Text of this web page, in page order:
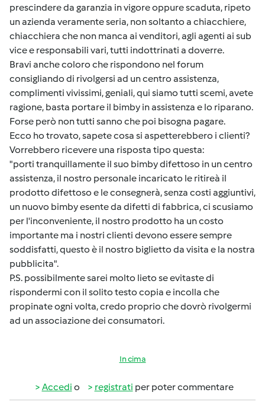
prescindere da garanzia in vigore oppure scaduta, ripeto
un azienda veramente seria, non soltanto a chiacchiere,
chiacchiera che non manca ai venditori, agli agenti ai sub
vice e responsabili vari, tutti indottrinati a doverre.
Bravi anche coloro che rispondono nel forum
consigliando di rivolgersi ad un centro assistenza,
complimenti vivissimi, geniali, qui siamo tutti scemi, avete
ragione, basta portare il bimby in assistenza e lo riparano.
Forse però non tutti sanno che poi bisogna pagare.
Ecco ho trovato, sapete cosa si aspetterebbero i clienti?
Vorrebbero ricevere una risposta tipo questa:
"porti tranquillamente il suo bimby difettoso in un centro
assistenza, il nostro personale incaricato le ritireà il
prodotto difettoso e le consegnerà, senza costi aggiuntivi,
un nuovo bimby esente da difetti di fabbrica, ci scusiamo
per l'inconveniente, il nostro prodotto ha un costo
importante ma i nostri clienti devono essere sempre
soddisfatti, questo è il nostro biglietto da visita e la nostra
pubblicita".
P.S. possibilmente sarei molto lieto se evitaste di
rispondermi con il solito testo copia e incolla che
propinate ogni volta, credo proprio che dovrò rivolgermi
ad un associazione dei consumatori.
In cima
Accedi o registrati per poter commentare